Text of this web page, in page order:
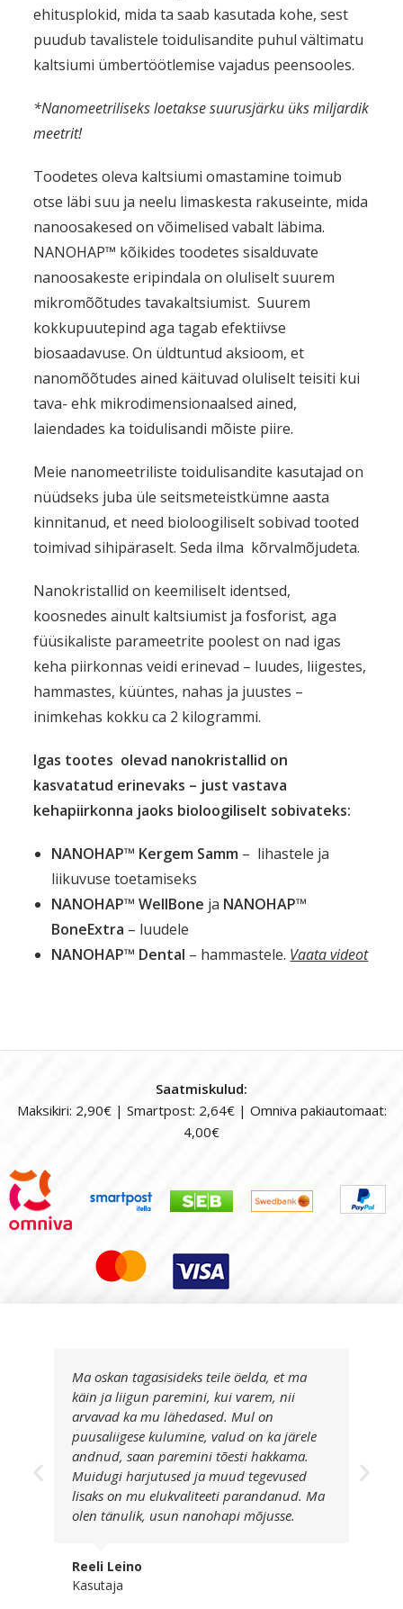
ehitusplokid, mida ta saab kasutada kohe, sest
puudub tavalistele toidulisandite puhul vältimatu
kaltsiumi ümbertöötlemise vajadus peensooles.
*Nanomeetriliseks loetakse suurusjärku üks miljardik
meetrit!
Toodetes oleva kaltsiumi omastamine toimub
otse läbi suu ja neelu limaskesta rakuseinte, mida
nanoosakesed on võimelised vabalt läbima.
NANOHAP™ kõikides toodetes sisalduvate
nanoosakeste eripindala on oluliselt suurem
mikromõõtudes tavakaltsiumist. Suurem
kokkupuutepind aga tagab efektiivse
biosaadavuse. On üldtuntud aksioom, et
nanomõõtudes ained käituvad oluliselt teisiti kui
tava- ehk mikrodimensionaalsed ained,
laiendades ka toidulisandi mõiste piire.
Meie nanomeetriliste toidulisandite kasutajad on
nüüdseks juba üle seitsmeteistkümne aasta
kinnitanud, et need bioloogiliselt sobivad tooted
toimivad sihipäraselt. Seda ilma kõrvalmõjudeta.
Nanokristallid on keemiliselt identsed,
koosnedes ainult kaltsiumist ja fosforist,aga
füüsikaliste parameetrite poolest on nad igas
keha piirkonnas veidi erinevad – luudes, liigestes,
hammastes, küüntes, nahas ja juustes –
inimkehas kokku ca 2 kilogrammi.
Igas tootes olevad nanokristallid on
kasvatatud erinevaks – just vastava
kehapiirkonna jaoks bioloogiliselt sobivateks:
NANOHAP™ Kergem Samm – lihastele ja
liikuvuse toetamiseks
NANOHAP™ WellBone ja NANOHAP™
BoneExtra – luudele
NANOHAP™ Dental – hammastele. Vaata videot
Saatmiskulud:
Maksikiri: 2,90€ | Smartpost: 2,64€ | Omniva pakiautomaat:
4,00€
Ma oskan tagasisideks teile öelda, et ma
käin ja liigun paremini, kui varem, nii
arvavad ka mu lähedased. Mul on
puusaliigese kulumine, valud on ka järele
andnud, saan paremini tõesti hakkama.
Muidugi harjutused ja muud tegevused
lisaks on mu elukvaliteeti parandanud. Ma
olen tänulik, usun nanohapi mõjusse.
Reeli Leino
Kasutaja